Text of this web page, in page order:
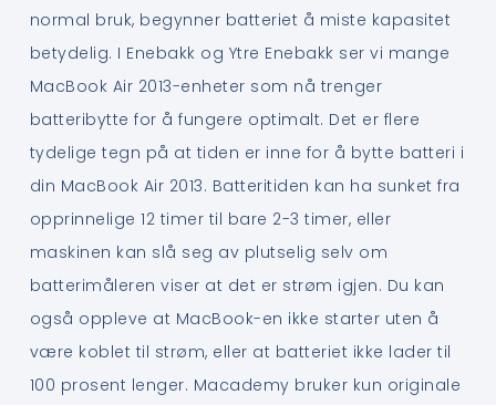
normal bruk, begynner batteriet å miste kapasitet
betydelig. I Enebakk og Ytre Enebakk ser vi mange
MacBook Air 2013-enheter som nå trenger
batteribytte for å fungere optimalt. Det er flere
tydelige tegn på at tiden er inne for å bytte batteri i
din MacBook Air 2013. Batteritiden kan ha sunket fra
opprinnelige 12 timer til bare 2-3 timer, eller
maskinen kan slå seg av plutselig selv om
batterimåleren viser at det er strøm igjen. Du kan
også oppleve at MacBook-en ikke starter uten å
være koblet til strøm, eller at batteriet ikke lader til
100 prosent lenger. Macademy bruker kun originale